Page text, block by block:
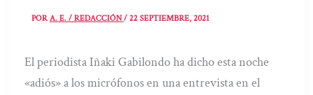
PORA. E. / REDACCIÓN/22 SEPTIEMBRE, 2021
El periodista Iñaki Gabilondo ha dicho esta noche
«adiós» a los micrófonos en una entrevista en el